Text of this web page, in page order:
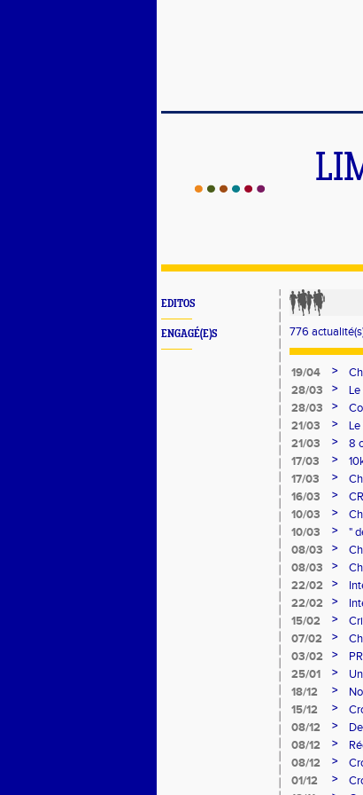
EDITOS
ENGAGÉ(E)S 776
19/04 >
28/03
>
28/03
>
21/03
>
21/03
>
8
17/03
>
17/03
>
16/03
>
10/03
>
10/03
>
"
08/03
>
08/03
>
22/02
>
22/02
>
15/02 >
07/02 >
03/02 >
25/01
>
18/12
>
15/12
>
08/12
>
08/12
>
08/12
>
01/12
>